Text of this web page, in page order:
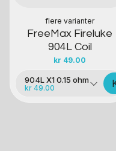
flere varianter
FreeMax Fireluke
904L Coil
kr 49.00
904L X1 0.15 ohm
kr 49.00